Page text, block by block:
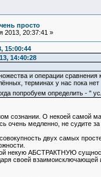
просто
2013, 20:37:41 »
15:00:44
14:40:28
и операции сравнения
терминах у нас пока нет
попробуем определить - "
сознании. О некоей самой
очень медленно, не
двух самых
некую АБСТРАКТНУЮ
своей